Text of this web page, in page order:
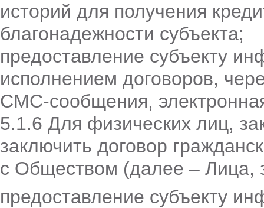
историй для получения
благонадежности субъекта;
предоставление субъекту
исполнением договоров,
СМС-сообщения,
5.1.6 Для физических лиц,
заключить договор
с Обществом (далее – Лица,
предоставление субъекту